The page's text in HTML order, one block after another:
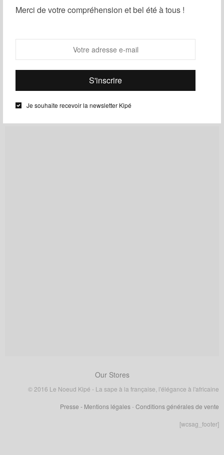
Merci de votre compréhension et bel été à tous !
Je souhaite recevoir la newsletter Kipé
plusieurs cultures, coloré et imagé.
Cyriane KM
Nous sommes situés au coeur
du 18ème arrondissement de
Paris
Our Stores
© 2016 Le Noeud Kipé - La sape à la française, l'élégance à l'africaine
Presse - Mentions légales- Conditions générales de vente
[wcsag_footer]